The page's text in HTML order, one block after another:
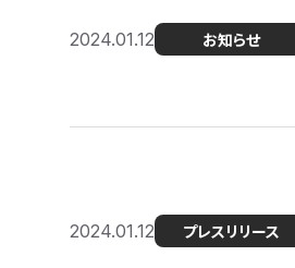
2024.01.12 お知らせ
2024.01.12 プレスリリース